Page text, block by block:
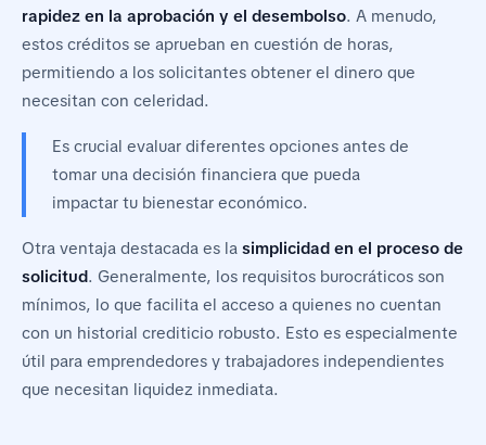
rapidez en la aprobación y el desembolso. A menudo,
estos créditos se aprueban en cuestión de horas,
permitiendo a los solicitantes obtener el dinero que
necesitan con celeridad.
Es crucial evaluar diferentes opciones antes de
tomar una decisión financiera que pueda
impactar tu bienestar económico.
Otra ventaja destacada es la simplicidad en el proceso de
solicitud. Generalmente, los requisitos burocráticos son
mínimos, lo que facilita el acceso a quienes no cuentan
con un historial crediticio robusto. Esto es especialmente
útil para emprendedores y trabajadores independientes
que necesitan liquidez inmediata.